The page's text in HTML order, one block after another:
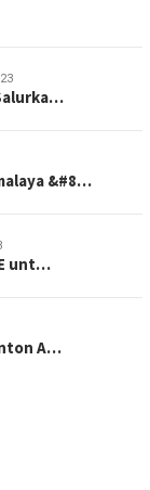
&#8…
unt…
A…